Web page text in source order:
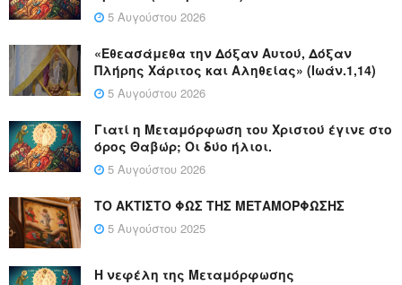
5 Αυγούστου 2026
«Εθεασάμεθα την Δόξαν Αυτού, Δόξαν
Πλήρης Χάριτος και Αληθείας» (Ιωάν.1,14)
5 Αυγούστου 2026
Γιατί η Μεταμόρφωση του Χριστού έγινε στο
όρος Θαβώρ; Οι δύο ήλιοι.
5 Αυγούστου 2026
ΤΟ ΑΚΤΙΣΤΟ ΦΩΣ ΤΗΣ ΜΕΤΑΜΟΡΦΩΣΗΣ
5 Αυγούστου 2025
Η νεφέλη της Μεταμόρφωσης